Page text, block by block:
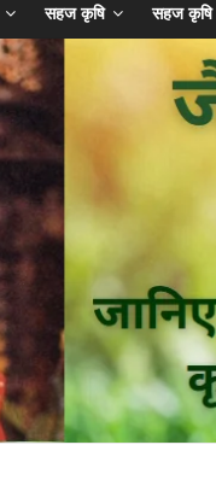
सहज कृषि सहज